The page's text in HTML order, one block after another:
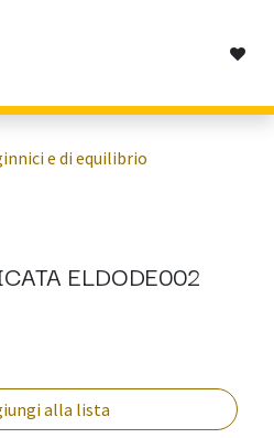
e di equilibrio
ELDODE002
alla lista